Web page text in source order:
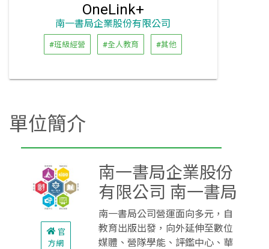
OneLink+
南一書局企業股份有限公司
#班級經營 #全人教育 #其他
單位簡介
官
方網
南一書局企業股份
有限公司 南一書局
南一書局公司營運面向多元，自
教育出版出發，向外延伸至數位
媒體、營隊學能、評鑑中心、華